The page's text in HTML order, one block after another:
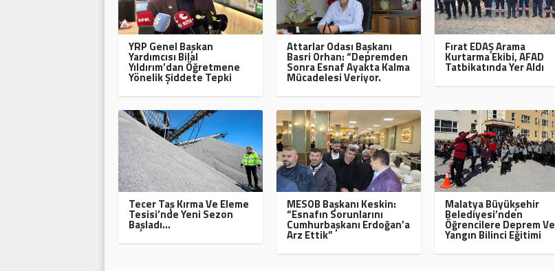
YRP Genel Başkan
Yardımcısı Bilal
Yıldırım’dan Öğretmene
Yönelik Şiddete Tepki
Attarlar Odası Başkanı
Basri Orhan: “Depremden
Sonra Esnaf Ayakta Kalma
Mücadelesi Veriyor.
Fırat EDAŞ Arama
Kurtarma Ekibi, AFAD
Tatbikatında Yer Aldı
Tecer Taş Kırma Ve Eleme
Tesisi’nde Yeni Sezon
Başladı…
MESOB Başkanı Keskin:
“Esnafın Sorunlarını
Cumhurbaşkanı Erdoğan’a
Arz Ettik”
Malatya Büyükşehir
Belediyesi’nden
Öğrencilere Deprem Ve
Yangın Bilinci Eğitimi